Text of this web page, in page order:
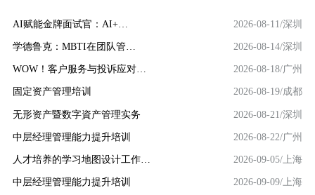
AI赋能金牌面试官：AI+… 2026-08-11/深圳
学德鲁克：MBTI在团队管… 2026-08-14/深圳
WOW！客户服务与投诉应对… 2026-08-18/广州
固定资产管理培训 2026-08-19/成都
无形资产暨数字資产管理实务 2026-08-21/深圳
中层经理管理能力提升培训 2026-08-22/广州
人才培养的学习地图设计工作… 2026-09-05/上海
中层经理管理能力提升培训 2026-09-09/上海